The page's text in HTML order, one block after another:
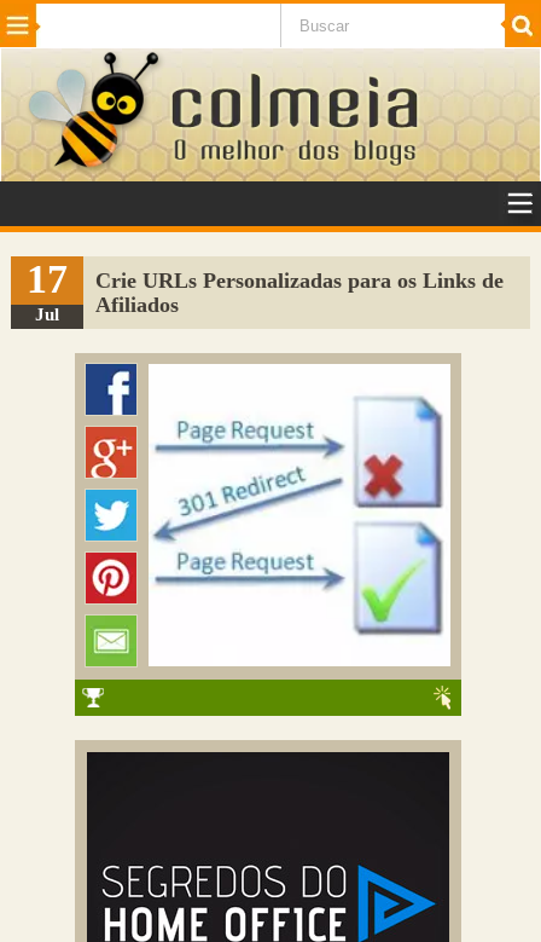
Beleza Cinema e TV
Internet Jogos NotÃ­cias SaÃºde
VeÃ­culos Adulto
Sugerir Link
Adicionar Blog
Colmeia Exchange
17
Jul
Crie URLs Personalizadas para os Links de
Afiliados